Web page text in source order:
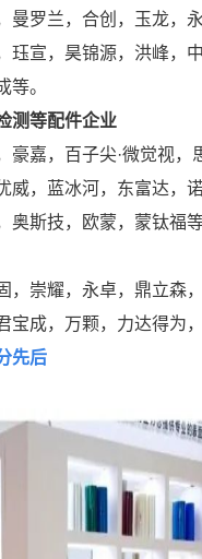
曼罗兰，合创，玉龙，
珏宣，昊锦源，洪峰，
等。
测等配件企业
豪嘉，百子尖·微觉视
威，蓝冰河，东富达，
奥斯技，欧蒙，蒙钛福
，崇耀，永卓，鼎立森
宝成，万颗，力达得为
先后